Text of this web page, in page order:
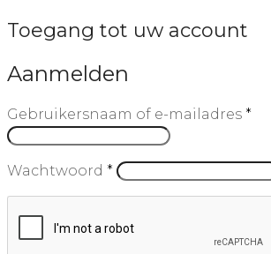
Toegang tot uw account
Aanmelden
Gebruikersnaam of e-mailadres *
Wachtwoord *